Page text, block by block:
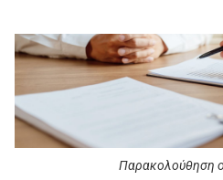
Παρακολούθηση